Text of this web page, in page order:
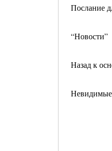
Послание
“Новости”
Назад к